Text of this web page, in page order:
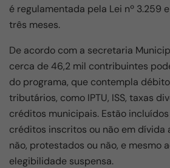
é regulamentada pela Lei nº 3.259
três meses.
De acordo com a secretaria
cerca de 46,2 mil contribuintes
do programa, que contempla
tributários, como IPTU, ISS, taxas
créditos municipais. Estão
créditos inscritos ou não em dívida
não, protestados ou não, e mesmo
elegibilidade suspensa.